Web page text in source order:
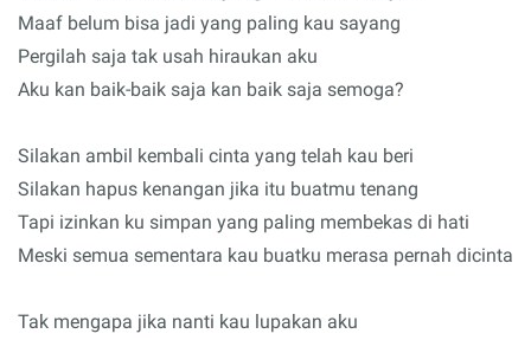
Maaf belum bisa jadi yang paling kau sayang
Pergilah saja tak usah hiraukan aku
Aku kan baik-baik saja kan baik saja semoga?
Silakan ambil kembali cinta yang telah kau beri
Silakan hapus kenangan jika itu buatmu tenang
Tapi izinkan ku simpan yang paling membekas di hati
Meski semua sementara kau buatku merasa pernah dicinta
Tak mengapa jika nanti kau lupakan aku